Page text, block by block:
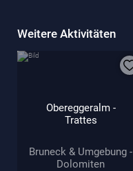
Weitere Aktivitäten
Obereggeralm -
Trattes
Bruneck & Umgebung -
Dolomiten